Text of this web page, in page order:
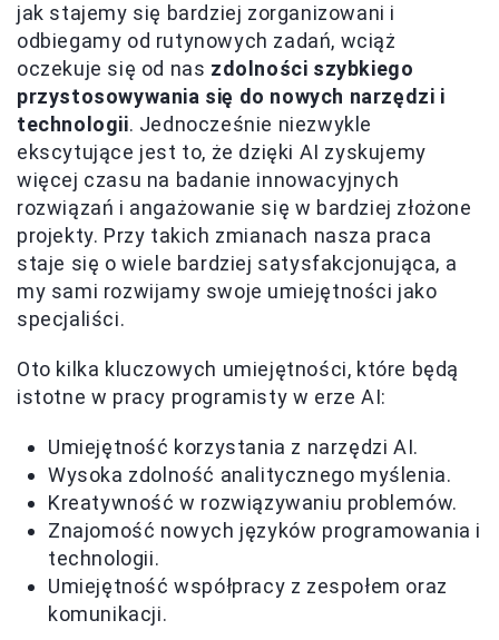
jak stajemy się bardziej zorganizowani i
odbiegamy od rutynowych zadań, wciąż
oczekuje się od nas zdolności szybkiego
przystosowywania się do nowych narzędzi i
technologii. Jednocześnie niezwykle
ekscytujące jest to, że dzięki AI zyskujemy
więcej czasu na badanie innowacyjnych
rozwiązań i angażowanie się w bardziej złożone
projekty. Przy takich zmianach nasza praca
staje się o wiele bardziej satysfakcjonująca, a
my sami rozwijamy swoje umiejętności jako
specjaliści.
Oto kilka kluczowych umiejętności, które będą
istotne w pracy programisty w erze AI:
Umiejętność korzystania z narzędzi AI.
Wysoka zdolność analitycznego myślenia.
Kreatywność w rozwiązywaniu problemów.
Znajomość nowych języków programowania i
technologii.
Umiejętność współpracy z zespołem oraz
komunikacji.